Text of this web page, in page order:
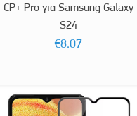
CP+ Pro για Samsung Galaxy
S24
€8.07